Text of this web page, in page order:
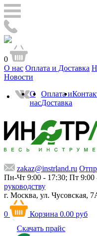
0
О нас Оплата и Доставка
Новости
О
нас
Оплата и
Доставка
zakaz@instrland.ru
Пн-Чт 9:00 - 17:30; Пт 9:00
руководству
г. Москва, ул. Чусовская,
0 Корзина 0.00 руб
Скачать прайс